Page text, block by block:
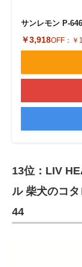
サンレモン P-
￥3,918OFF： ￥
13位：LIV
ル 柴犬のコ
44